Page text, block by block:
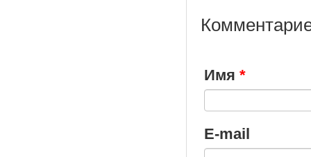
Имя *
E-mail